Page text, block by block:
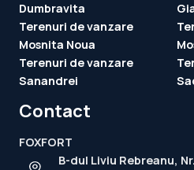
Dumbravita
Terenuri de vanzare
Mosnita Noua
Terenuri de vanzare
Sanandrei
Contact
FOXFORT
B-dul Liviu Rebreanu,